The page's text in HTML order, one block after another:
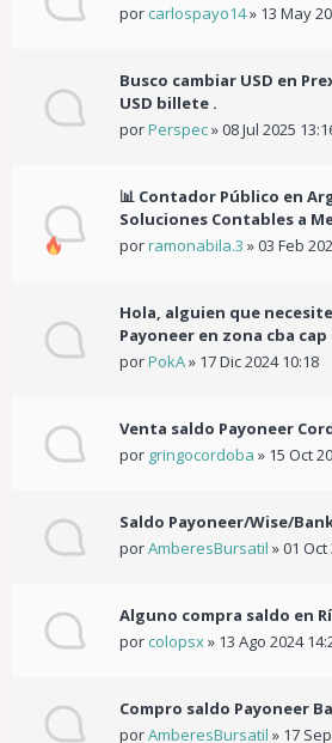
por carlospayo14» 13 May
Busco cambiar USD en
USD billete .
porPerspec»08 Jul 2025
📊 Contador Público en
Soluciones Contables a
porramonabila.3 »03 Feb
Hola, alguien que
Payoneer en zona cba
porPokA» 17 Dic 2024 10:18
Venta saldo Payoneer
por gringocordoba » 15 Oct
Saldo Payoneer/Wise/
porAmberesBursatil »01 Oct
Alguno compra saldo en
por colopsx» 13 Ago 2024
Compro saldo Payoneer
porAmberesBursatil » 17